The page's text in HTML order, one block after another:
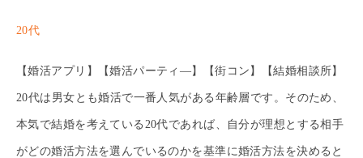
20代
【婚活アプリ】【婚活パーティ―】【街コン】【結婚相談所】
20代は男女とも婚活で一番人気がある年齢層です。そのため、
本気で結婚を考えている20代であれば、自分が理想とする相手
がどの婚活方法を選んでいるのかを基準に婚活方法を決めると